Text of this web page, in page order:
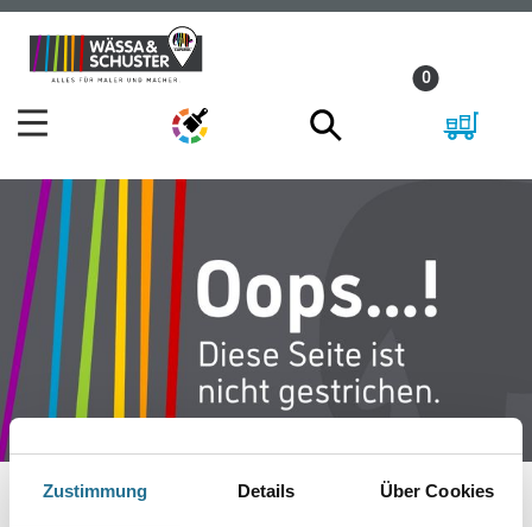
Zustimmung Details Über Cookies
Zum
Inhalt
Zum
Navigationsmenü
0